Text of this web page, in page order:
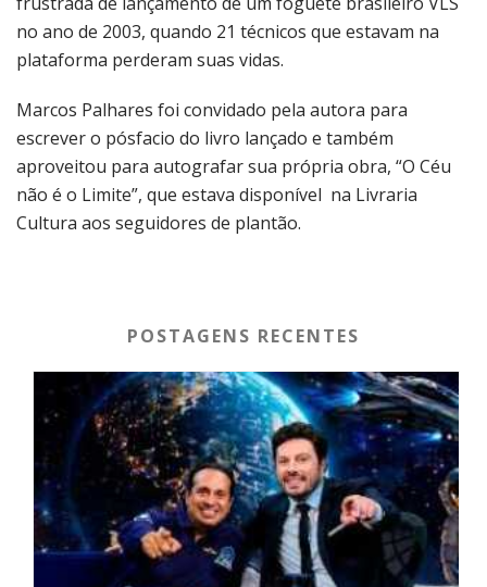
no ano de 2003, quando 21 técnicos que estavam na
plataforma perderam suas vidas.
Marcos Palhares foi convidado pela autora para
escrever o pósfacio do livro lançado e também
aproveitou para autografar sua própria obra, “O Céu
não é o Limite”, que estava disponível na Livraria
Cultura aos seguidores de plantão.
POSTAGENS RECENTES